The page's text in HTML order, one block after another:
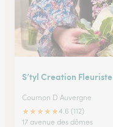
S’tyl Creation Fleuriste
Cournon D Auvergne
★★★★★4.6 (112)
17 avenue des dômes